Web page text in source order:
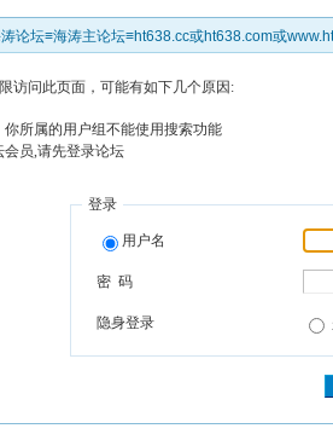
论坛≡海涛主论坛≡ht638.cc或ht638.com或
访问此页面，可能有如下几个原因:
你所属的用户组不能使用搜索功能
会员,请先登录论坛
登录
用户名
密 码
隐身登录